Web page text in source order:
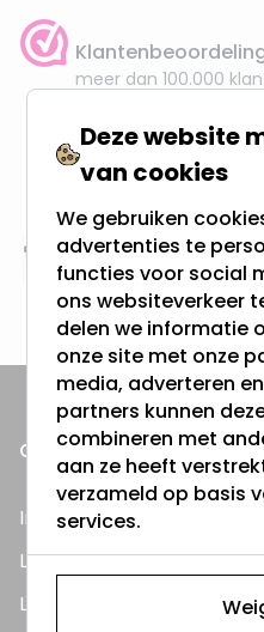
meer dan 100.000
Gratis verzending
Vanaf EUR100,- naar NL
Altijd uit eigen
3000m2 - 60.000+
ONZE PRODUCTEN
Inbouwspots
LED Lampen
LED TL Buizen
Deze website
van cookies
We gebruiken
advertenties te
functies voor social
ons websiteverkeer
delen we informatie
onze site met onze
media, adverteren
partners kunnen
combineren met
aan ze heeft
verzameld op basis
services.